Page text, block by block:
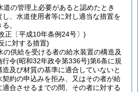
道の管理上必要があると認めたとき
、水道使用者等に対し適当な措置を
。
正〔平成10年条例24号〕)
に対する措置)
の供給を受ける者の給水装置の構造及
行令(昭和32年政令第336号)第6条に規
及び材質の基準に適合していないと
契約の申込みを拒み、又はその者が給
合させるまでの間、その者に対する